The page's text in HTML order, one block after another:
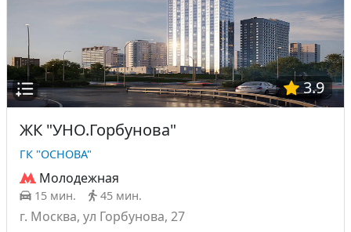
3.9
ЖК "УНО.Горбунова"
ГК "ОСНОВА"
Молодежная
15 мин. 45 мин.
г. Москва, ул Горбунова, 27